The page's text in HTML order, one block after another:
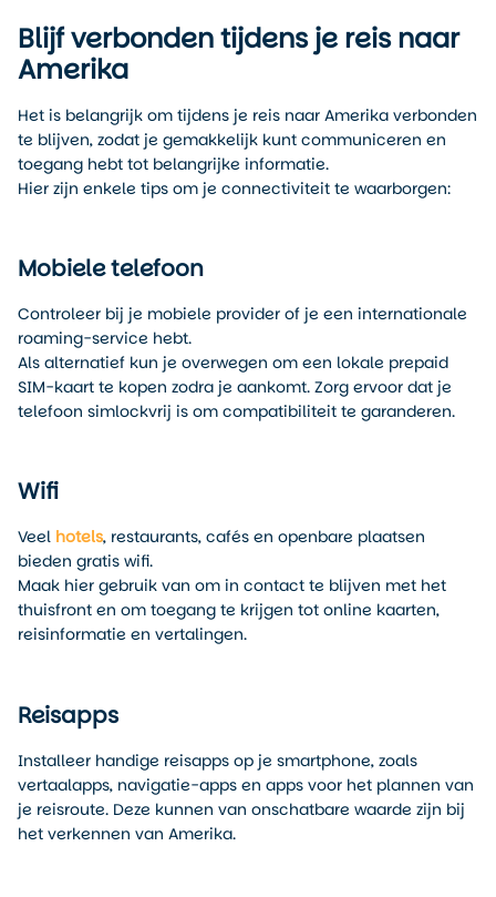
Blijf verbonden tijdens je reis naar
Amerika
Het is belangrijk om tijdens je reis naar Amerika verbonden
te blijven, zodat je gemakkelijk kunt communiceren en
toegang hebt tot belangrijke informatie.
Hier zijn enkele tips om je connectiviteit te waarborgen:
Mobiele telefoon
Controleer bij je mobiele provider of je een internationale
roaming-service hebt.
Als alternatief kun je overwegen om een lokale prepaid
SIM-kaart te kopen zodra je aankomt. Zorg ervoor dat je
telefoon simlockvrij is om compatibiliteit te garanderen.
Wifi
Veel hotels, restaurants, cafés en openbare plaatsen
bieden gratis wifi.
Maak hier gebruik van om in contact te blijven met het
thuisfront en om toegang te krijgen tot online kaarten,
reisinformatie en vertalingen.
Reisapps
Installeer handige reisapps op je smartphone, zoals
vertaalapps, navigatie-apps en apps voor het plannen van
je reisroute. Deze kunnen van onschatbare waarde zijn bij
het verkennen van Amerika.